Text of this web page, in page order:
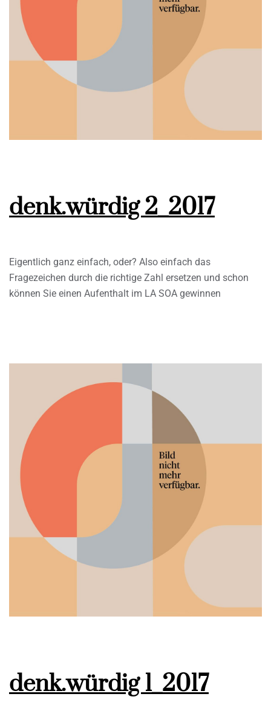
denk.würdig 2_2017
Eigentlich ganz einfach, oder? Also einfach das
Fragezeichen durch die richtige Zahl ersetzen und schon
können Sie einen Aufenthalt im LA SOA gewinnen
denk.würdig 1_2017